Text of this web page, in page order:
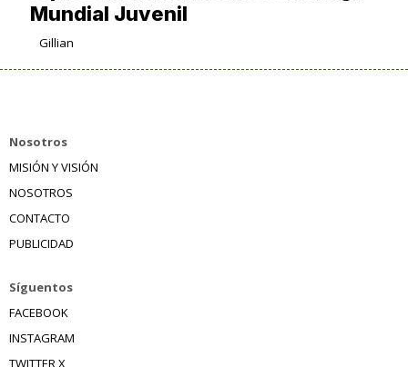
Mundial Juvenil
Gillian
Nosotros
MISIÓN Y VISIÓN
NOSOTROS
CONTACTO
PUBLICIDAD
Síguentos
FACEBOOK
INSTAGRAM